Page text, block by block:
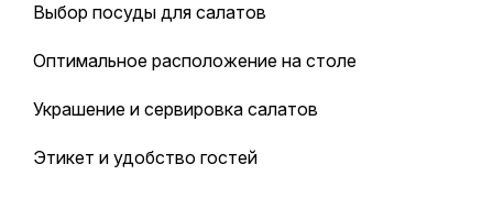
Выбор посуды для салатов
Оптимальное расположение на столе
Украшение и сервировка салатов
Этикет и удобство гостей